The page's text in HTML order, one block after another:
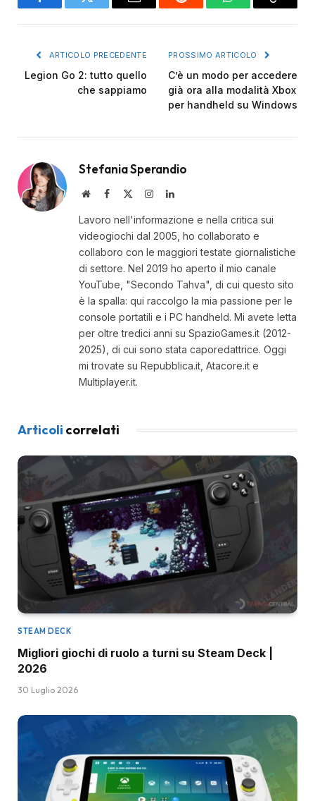
FacebookTwitter Email Reddit WhatsAppCopy
ARTICOLO PRECEDENTE
Legion Go 2: tutto quello
che sappiamo
PROSSIMO ARTICOLO
C’è un modo per accedere
già ora alla modalità Xbox
per handheld su Windows
Stefania Sperandio
WebsiteFacebook InstagramLinkedIn
Lavoro nell'informazione e nella critica sui
videogiochi dal 2005, ho collaborato e
collaboro con le maggiori testate giornalistiche
di settore. Nel 2019 ho aperto il mio canale
YouTube, "Secondo Tahva", di cui questo sito
è la spalla: qui raccolgo la mia passione per le
console portatili e i PC handheld. Mi avete letta
per oltre tredici anni su SpazioGames.it (2012-
2025), di cui sono stata caporedattrice. Oggi
mi trovate su Repubblica.it, Atacore.it e
Multiplayer.it.
Articoli correlati
STEAM DECK
Migliori giochi di ruolo a turni su Steam Deck |
2026
30 Luglio 2026